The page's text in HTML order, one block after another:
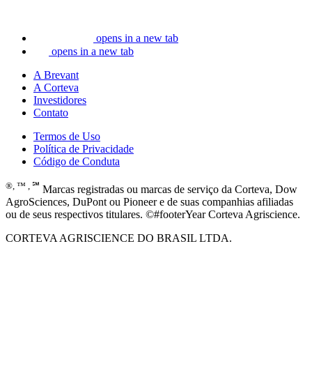
opens in a new tab
opens in a new tab
A Brevant
A Corteva
Investidores
Contato
Termos de Uso
Política de Privacidade
Código de Conduta
®, ™ , ℠ Marcas registradas ou marcas de serviço da Corteva, Dow
AgroSciences, DuPont ou Pioneer e de suas companhias afiliadas
ou de seus respectivos titulares. ©#footerYear Corteva Agriscience.
CORTEVA AGRISCIENCE DO BRASIL LTDA.